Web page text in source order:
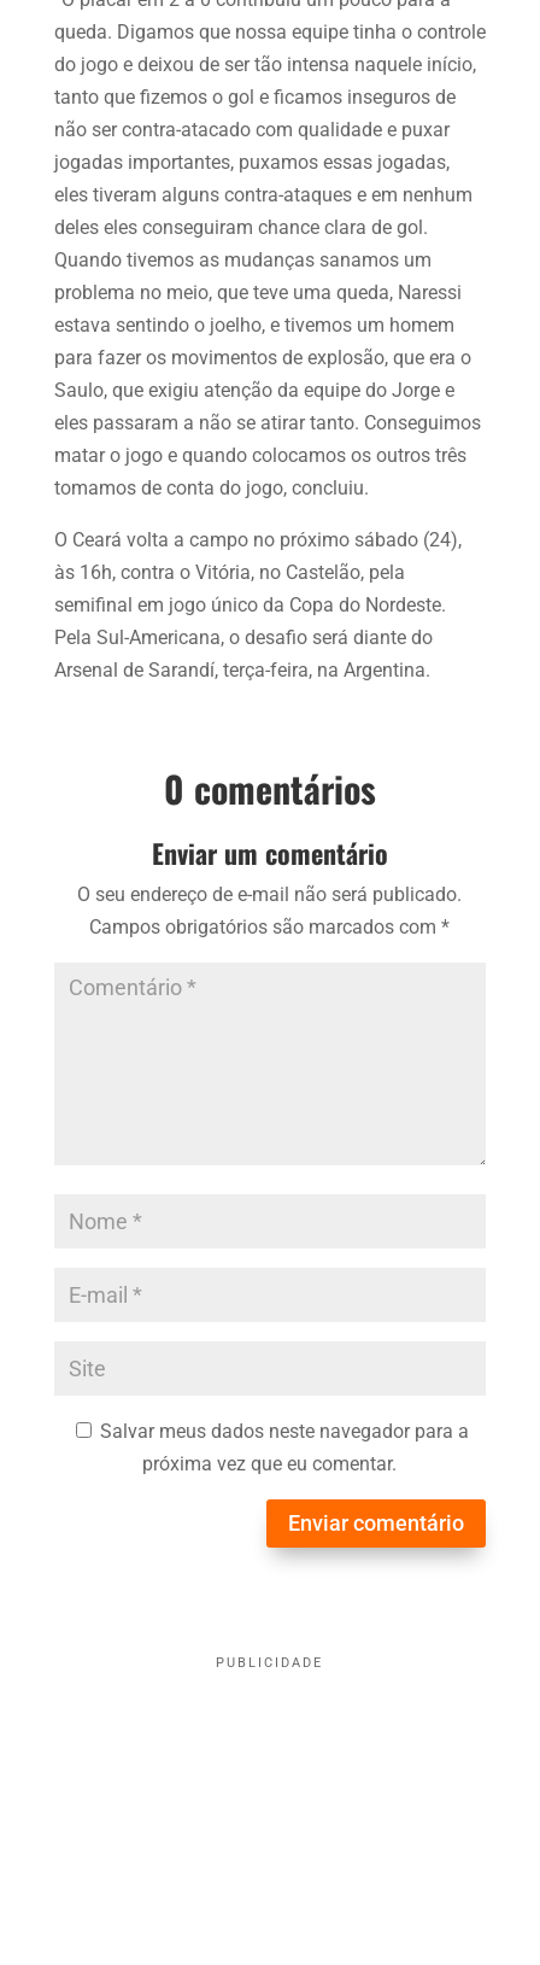
queda. Digamos que nossa equipe tinha o controle
do jogo e deixou de ser tão intensa naquele início,
tanto que fizemos o gol e ficamos inseguros de
não ser contra-atacado com qualidade e puxar
jogadas importantes, puxamos essas jogadas,
eles tiveram alguns contra-ataques e em nenhum
deles eles conseguiram chance clara de gol.
Quando tivemos as mudanças sanamos um
problema no meio, que teve uma queda, Naressi
estava sentindo o joelho, e tivemos um homem
para fazer os movimentos de explosão, que era o
Saulo, que exigiu atenção da equipe do Jorge e
eles passaram a não se atirar tanto. Conseguimos
matar o jogo e quando colocamos os outros três
tomamos de conta do jogo, concluiu.
O Ceará volta a campo no próximo sábado (24),
às 16h, contra o Vitória, no Castelão, pela
semifinal em jogo único da Copa do Nordeste.
Pela Sul-Americana, o desafio será diante do
Arsenal de Sarandí, terça-feira, na Argentina.
0 comentários
Enviar um comentário
O seu endereço de e-mail não será publicado.
Campos obrigatórios são marcados com*
Salvar meus dados neste navegador para a
próxima vez que eu comentar.
Enviar comentário
PUBLICIDADE